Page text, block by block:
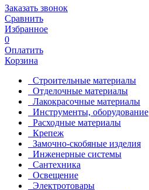
Заказать звонок
Сравнить
Избранное
0
Оплатить
Корзина
Строительные материалы
Отделочные материалы
Лакокрасочные материалы
Инструменты, оборудование
Расходные материалы
Крепеж
Замочно-скобяные изделия
Инженерные системы
Сантехника
Освещение
Электротовары